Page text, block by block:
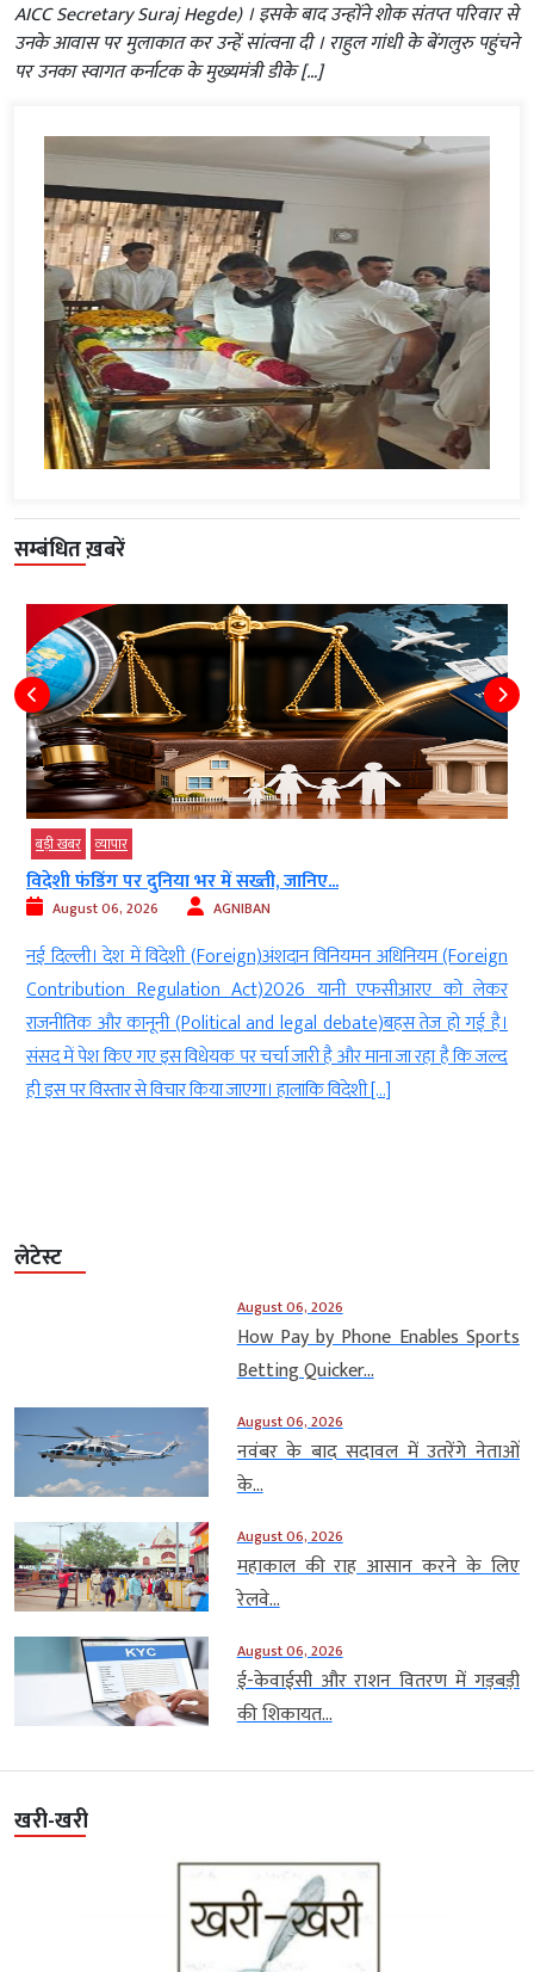
AICC Secretary Suraj Hegde) । इसके बाद उन्होंने शोक संतप्त परिवार से
उनके आवास पर मुलाकात कर उन्हें सांत्वना दी । राहुल गांधी के बेंगलुरु पहुंचने
पर उनका स्वागत कर्नाटक के मुख्यमंत्री डीके […]
सम्बंधित ख़बरें
बड़ी खबर व्‍यापार
विदेशी फंडिंग पर दुनिया भर में सख्ती, जानिए...
August 06, 2026 AGNIBAN
नई दिल्ली। देश में विदेशी (Foreign)अंशदान विनियमन अधिनियम (Foreign
Contribution Regulation Act)2026 यानी एफसीआरए को लेकर
राजनीतिक और कानूनी (Political and legal debate)बहस तेज हो गई है।
संसद में पेश किए गए इस विधेयक पर चर्चा जारी है और माना जा रहा है कि जल्द
ही इस पर विस्तार से विचार किया जाएगा। हालांकि विदेशी […]
लेटेस्ट
August 06, 2026
How Pay by Phone Enables Sports
Betting Quicker...
August 06, 2026
नवंबर के बाद सदावल में उतरेंगे नेताओं
के...
August 06, 2026
महाकाल की राह आसान करने के लिए
रेलवे...
August 06, 2026
ई-केवाईसी और राशन वितरण में गड़बड़ी
की शिकायत...
खरी-खरी